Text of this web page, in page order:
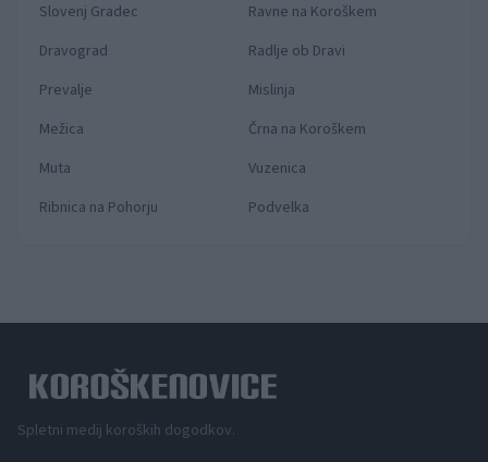
Slovenj Gradec
Ravne na Koroškem
Dravograd
Radlje ob Dravi
Prevalje
Mislinja
Mežica
Črna na Koroškem
Muta
Vuzenica
Ribnica na Pohorju
Podvelka
Spletni medij koroških dogodkov.